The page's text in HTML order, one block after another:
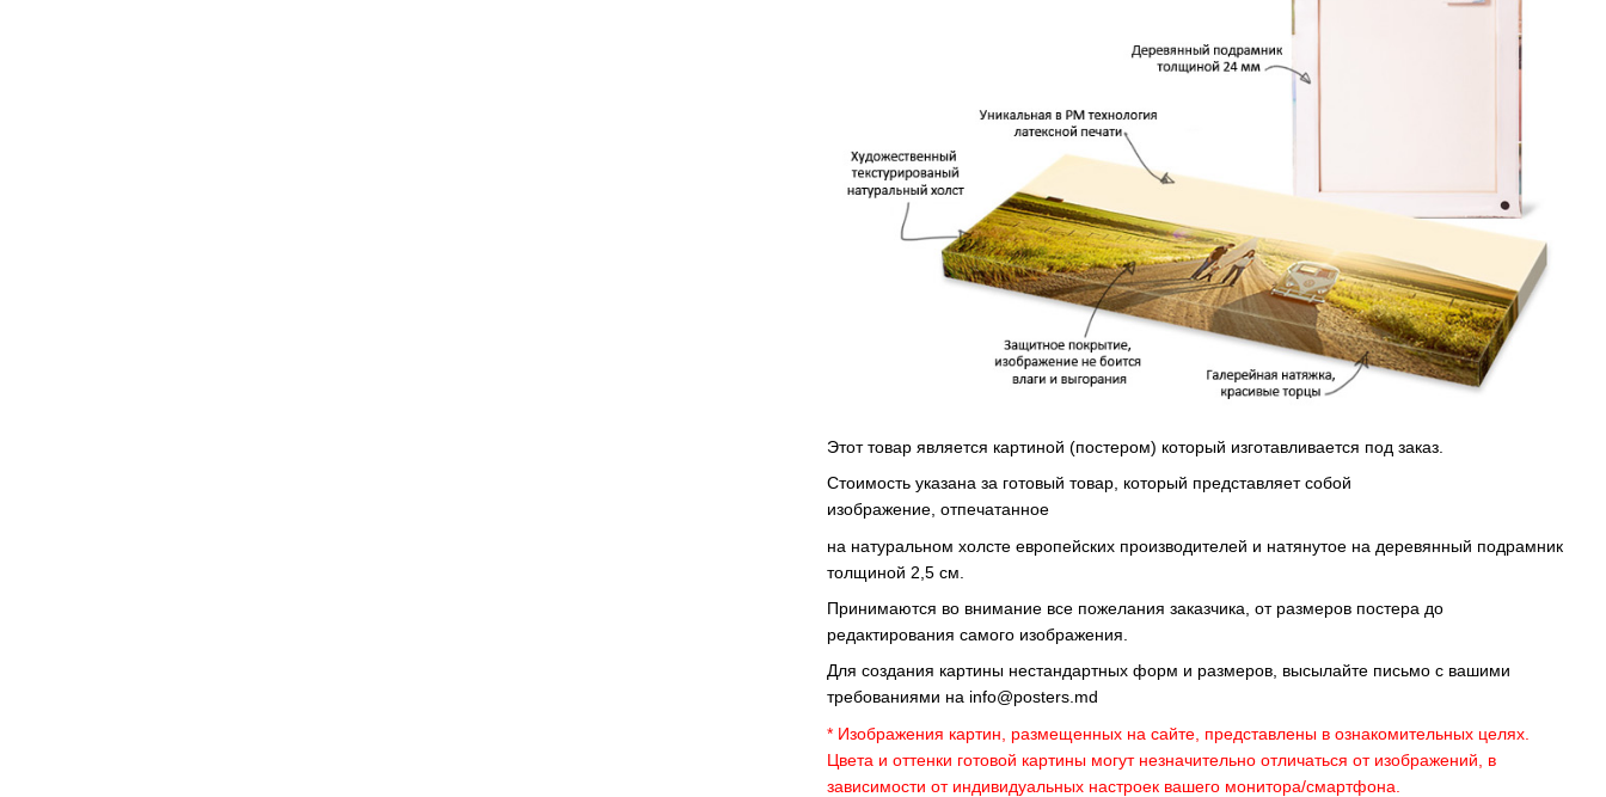
Этот товар является картиной (постером) который изготавливается под заказ.
Стоимость указана за готовый товар, который представляет собой
изображение, отпечатанное
на натуральном холсте европейских производителей и натянутое на деревянный подрамник
толщиной 2,5 см.
Принимаются во внимание все пожелания заказчика, от размеров постера до
редактирования самого изображения.
Для создания картины нестандартных форм и размеров, высылайте письмо c вашими
требованиями на info@posters.md
* Изображения картин, размещенных на сайте, представлены в ознакомительных целях.
Цвета и оттенки готовой картины могут незначительно отличаться от изображений, в
зависимости от индивидуальных настроек вашего монитора/смартфона.